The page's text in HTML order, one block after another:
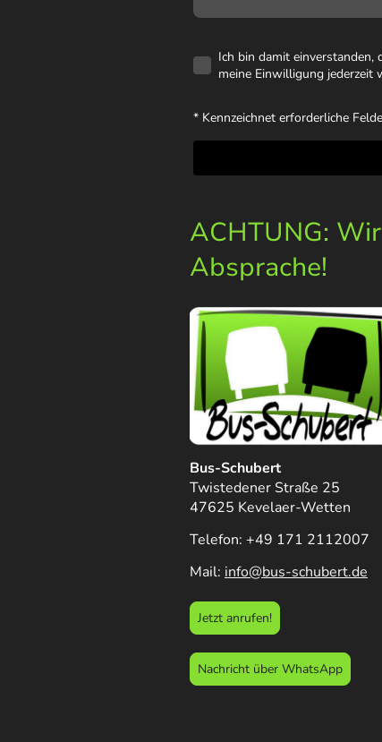
Ich bin damit einverstanden,
meine Einwilligung jederzeit
* Kennzeichnet erforderliche
ACHTUNG:
Absprache!
Bus-Schubert
Twistedener Straße 25
47625 Kevelaer-Wetten
Telefon: +49 171 2112007
Mail: info@bus-schubert.de
Jetzt anrufen!
Nachricht über WhatsApp